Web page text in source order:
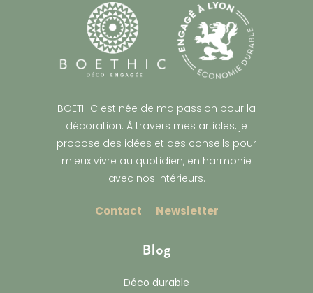
BOETHIC est née de ma passion pour la
décoration. À travers mes articles, je
propose des idées et des conseils pour
mieux vivre au quotidien, en harmonie
avec nos intérieurs.
Contact Newsletter
Blog
Déco durable